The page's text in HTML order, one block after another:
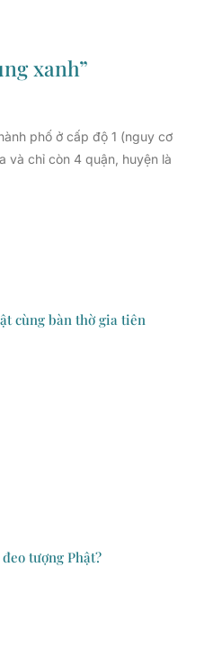
xanh”
phố ở cấp độ 1 (nguy cơ
và chỉ còn 4 quận, huyện là
cùng bàn thờ gia tiên
tượng Phật?